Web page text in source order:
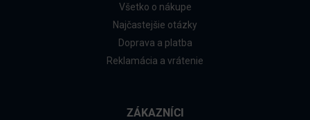
Všetko o nákupe
Najčastejšie otázky
Doprava a platba
Reklamácia a vrátenie
ZÁKAZNÍCI